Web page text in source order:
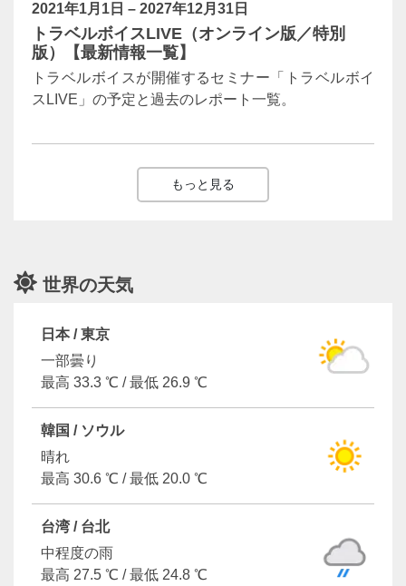
2021年1月1日 – 2027年12月31日
トラベルボイスLIVE（オンライン版／特別
版）【最新情報一覧】
トラベルボイスが開催するセミナー「トラベルボイ
スLIVE」の予定と過去のレポート一覧。
もっと見る
世界の天気
日本 / 東京
一部曇り
最高 33.3 ℃ / 最低 26.9 ℃
韓国 / ソウル
晴れ
最高 30.6 ℃ / 最低 20.0 ℃
台湾 / 台北
中程度の雨
最高 27.5 ℃ / 最低 24.8 ℃